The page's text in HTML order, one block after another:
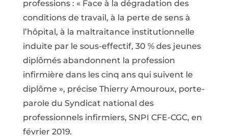
professions : « Face à la dégradation des
conditions de travail, à la perte de sens à
l’hôpital, à la maltraitance institutionnelle
induite par le sous-effectif, 30 % des jeunes
diplômés abandonnent la profession
infirmière dans les cinq ans qui suivent le
diplôme », précise Thierry Amouroux, porte-
parole du Syndicat national des
professionnels infirmiers, SNPI CFE-CGC, en
février 2019.